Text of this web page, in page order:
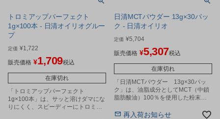
トロミアップパーフェクト
1g×100本 - 日清オイリオグルー
プ
定価 ¥1,722
販売価格 ¥1,709税込
在庫切れ
「トロミアップパーフェクト
1g×100本」は、サッと溶けダマにな
りにくく、スピーディーにトロミが
日清MCTパウダー 13g×30パッ
ク - 日清オイリオ
定価 ¥5,704
販売価格 ¥5,307税込
在庫切れ
「日清MCTパウダー 13g×30パッ
ク」は、油脂成分としてMCT（中鎖
脂肪酸油）100％を使用した粉末油
再入荷お知らせ